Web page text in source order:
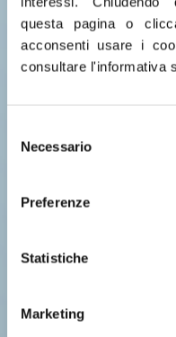
questa pagina o
acconsenti usare i
consultare l'informativa
delNecessario
Preferenze
Statistiche
Marketing
Leggi le